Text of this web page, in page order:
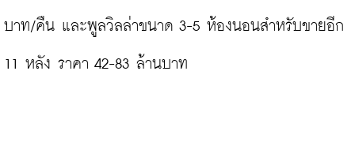
บาท/คืน และพูลวิลล่าขนาด 3-5 ห้องนอนสำหรับขายอีก
11 หลัง ราคา 42-83 ล้านบาท